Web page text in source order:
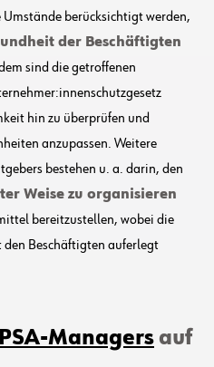
berücksichtigt werden,
der Beschäftigten
sind die getroffenen
hin zu überprüfen und
anzupassen. Weitere
bestehen u. a. darin, den
Weise zu organisieren
bereitzustellen, wobei die
Beschäftigten auferlegt
PSA-Managers auf